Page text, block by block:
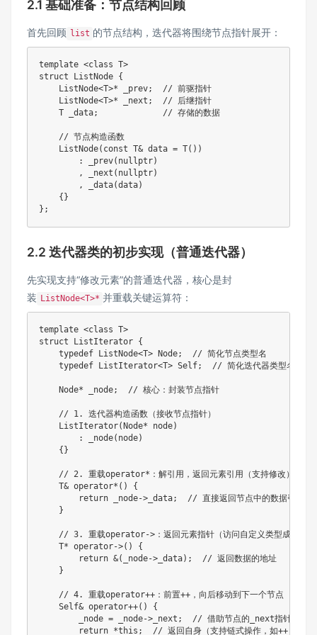
2.1 基础准备：节点结构回顾
首先回顾 list 的节点结构，迭代器将围绕节点指针展开：
template <class T>
struct
ListNode {
    ListNode
<T>* _prev;
// 前驱指针
    ListNode
<T>* _next ;
// 后继指针
    T _data
; // 存储的数据
// 节点构造函数
ListNode( const T& data = T( ) )
:
_prev( nullptr)
,
_next ( nullptr)
,
_data(data)
{ }
} ;
2.2 迭代器类的初步实现（普通迭代器）
先实现支持“修改元素”的普通迭代器，核心是封
装 ListNode<T>* 并重载关键运算符：
template <class T>
struct
ListIterator {
typedef ListNode<T> Node;
// 简化节点类型名
typedef ListIterator<T> Self; // 简化迭代器类型名
    Node
* _node; // 核心：封装节点指针
// 1. 迭代器构造函数（接收节点指针）
ListIterator( Node* node)
:
_node( node)
{ }
// 2. 重载operator*：解引用，返回元素引用（支持修改）
    T
& operator* ( )
{
return _node-> _data;
// 直接返回节点中的数据引用
}
// 3. 重载operator->：返回元素指针（访问自定义类型成员）
    T
* operator->( )
{
return &( _node-> _data) ;
// 返回数据的地址
}
// 4. 重载operator++：前置++，向后移动到下一个节点
    Self
& operator++( )
{
        _node
= _node-> _next ;
// 借助节点的_next指针移动
return *this ; // 返回自身（支持链式操作，如